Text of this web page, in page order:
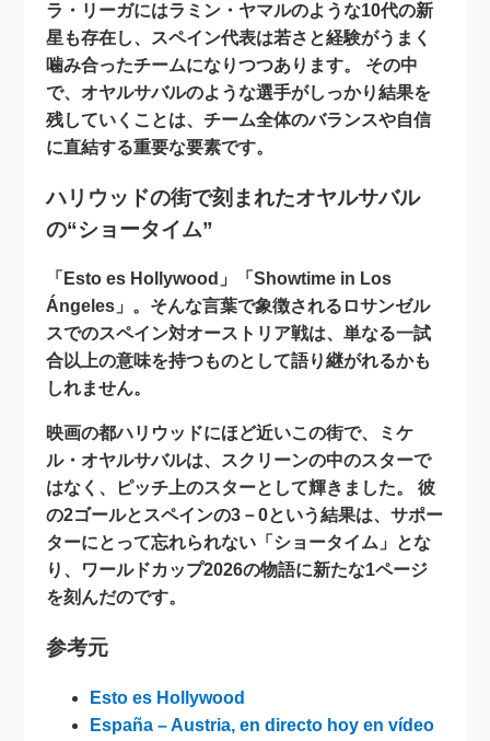
ラ・リーガにはラミン・ヤマルのような10代の新
星も存在し、スペイン代表は若さと経験がうまく
噛み合ったチームになりつつあります。 その中
で、オヤルサバルのような選手がしっかり結果を
残していくことは、チーム全体のバランスや自信
に直結する重要な要素です。
ハリウッドの街で刻まれたオヤルサバル
の“ショータイム”
「Esto es Hollywood」「Showtime in Los
Ángeles」。そんな言葉で象徴されるロサンゼル
スでのスペイン対オーストリア戦は、単なる一試
合以上の意味を持つものとして語り継がれるかも
しれません。
映画の都ハリウッドにほど近いこの街で、ミケ
ル・オヤルサバルは、スクリーンの中のスターで
はなく、ピッチ上のスターとして輝きました。 彼
の2ゴールとスペインの3－0という結果は、サポー
ターにとって忘れられない「ショータイム」とな
り、ワールドカップ2026の物語に新たな1ページ
を刻んだのです。
参考元
Esto es Hollywood
España – Austria, en directo hoy en vídeo